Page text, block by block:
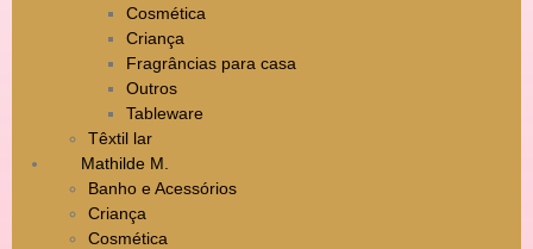
Cosmética
Criança
Fragrâncias para casa
Outros
Tableware
Têxtil lar
Mathilde M.
Banho e Acessórios
Criança
Cosmética